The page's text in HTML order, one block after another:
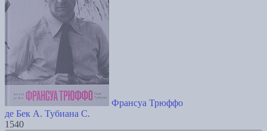
Франсуа Трюффо
де Бек А. Тубиана С.
1540